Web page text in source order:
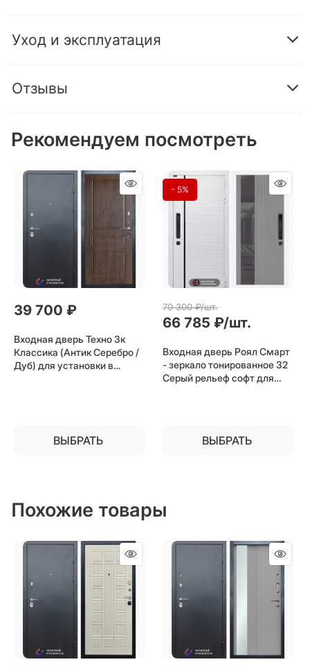
Уход и эксплуатация
Отзывы
Рекомендуем посмотреть
39 700 ₽
Входная дверь Техно 3к
Классика (Антик Серебро /
Дуб) для установки в
ВЫБРАТЬ
- 5%
70 300 ₽/шт.
66 785 ₽/шт.
Входная дверь Роял Смарт
- зеркало тонированное 32
Серый рельеф софт для
ВЫБРАТЬ
Похожие товары